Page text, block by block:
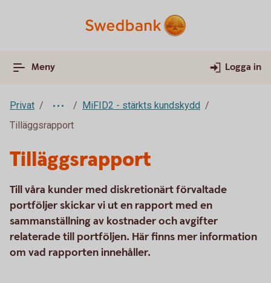
Meny Logga in
Privat
MiFID2 - stärkts kundskydd
Tilläggsrapport
Tilläggsrapport
Till våra kunder med diskretionärt förvaltade
portföljer skickar vi ut en rapport med en
sammanställning av kostnader och avgifter
relaterade till portföljen. Här finns mer information
om vad rapporten innehåller.